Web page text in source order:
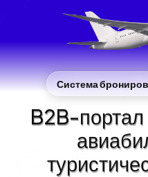
Система
B2B-